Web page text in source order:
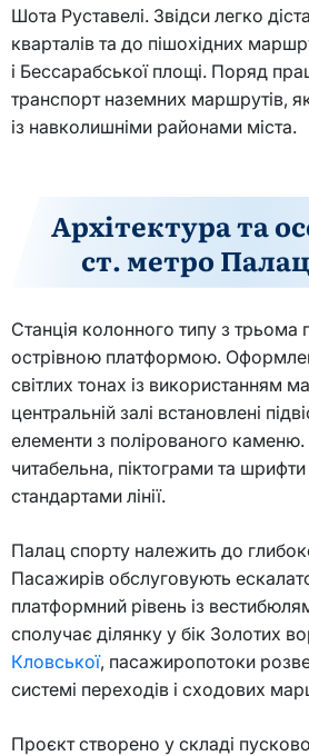
Шота Руставелі. Звідси легко
кварталів та до пішохідних
і Бессарабської площі. Поряд
транспорт наземних маршрутів,
із навколишніми районами міста.
Архітектура та
ст. метро
Станція колонного типу з трьома
острівною платформою.
світлих тонах із використанням
центральній залі встановлені
елементи з полірованого каменю.
читабельна, піктограми та шрифти
стандартами лінії.
Палац спорту належить до
Пасажирів обслуговують
платформний рівень із
сполучає ділянку у бік Золотих
Кловської, пасажиропотоки
системі переходів і сходових
Проєкт створено у складі